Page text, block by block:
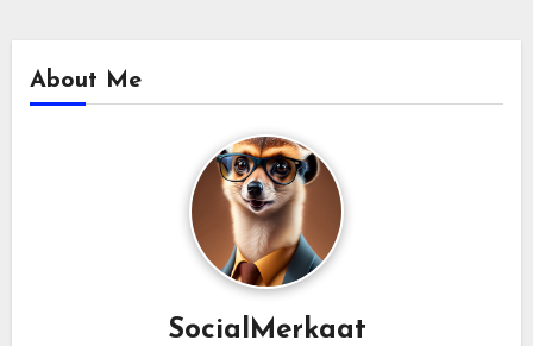
About Me
SocialMerkaat